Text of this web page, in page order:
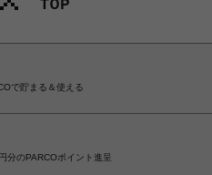
で貯まる＆使える
分のPARCOポイント進呈